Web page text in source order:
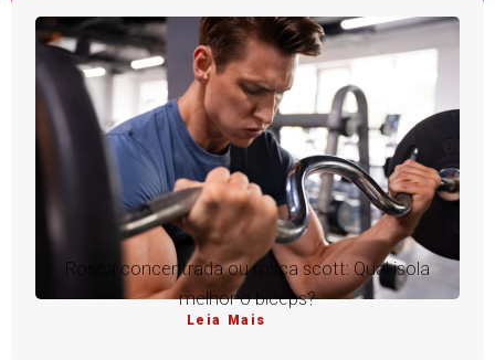
Rosca concentrada ou rosca scott: Qual isola
melhor o bíceps?
Leia Mais